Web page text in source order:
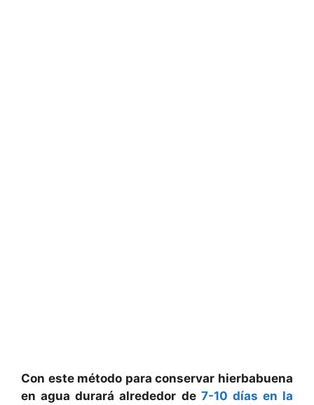
Con este método para conservar hierbabuena
en agua durará alrededor de 7-10 días en la